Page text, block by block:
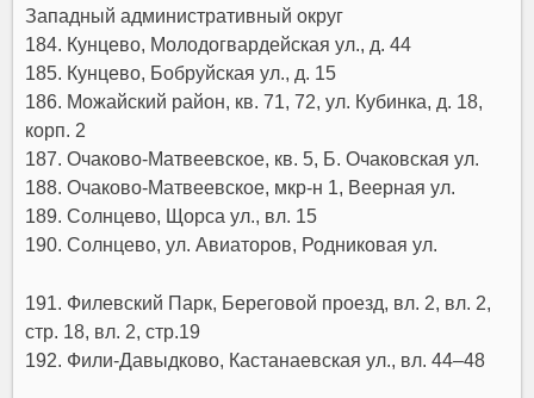
Западный административный округ
184. Кунцево, Молодогвардейская ул., д. 44
185. Кунцево, Бобруйская ул., д. 15
186. Можайский район, кв. 71, 72, ул. Кубинка, д. 18,
корп. 2
187. Очаково-Матвеевское, кв. 5, Б. Очаковская ул.
188. Очаково-Матвеевское, мкр-н 1, Веерная ул.
189. Солнцево, Щорса ул., вл. 15
190. Солнцево, ул. Авиаторов, Родниковая ул.
191. Филевский Парк, Береговой проезд, вл. 2, вл. 2,
стр. 18, вл. 2, стр.19
192. Фили-Давыдково, Кастанаевская ул., вл. 44–48